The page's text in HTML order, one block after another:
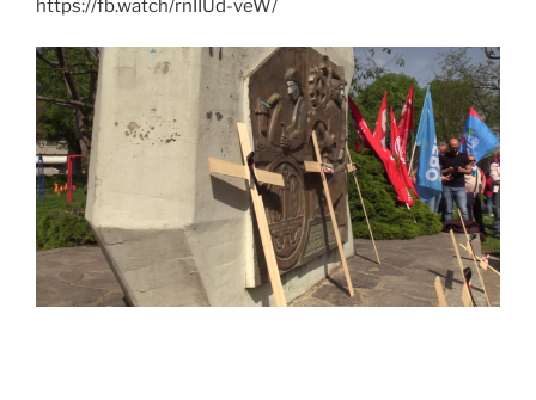
https://fb.watch/rnIIUd-veW/